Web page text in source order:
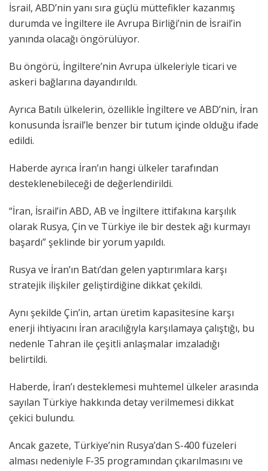
İsrail, ABD’nin yanı sıra güçlü müttefikler kazanmış
durumda ve İngiltere ile Avrupa Birliği’nin de İsrail’in
yanında olacağı öngörülüyor.
Bu öngörü, İngiltere’nin Avrupa ülkeleriyle ticari ve
askeri bağlarına dayandırıldı.
Ayrıca Batılı ülkelerin, özellikle İngiltere ve ABD’nin, İran
konusunda İsrail’le benzer bir tutum içinde olduğu ifade
edildi.
Haberde ayrıca İran’ın hangi ülkeler tarafından
desteklenebileceği de değerlendirildi.
“İran, İsrail’in ABD, AB ve İngiltere ittifakına karşılık
olarak Rusya, Çin ve Türkiye ile bir destek ağı kurmayı
başardı” şeklinde bir yorum yapıldı.
Rusya ve İran’ın Batı’dan gelen yaptırımlara karşı
stratejik ilişkiler geliştirdiğine dikkat çekildi.
Aynı şekilde Çin’in, artan üretim kapasitesine karşı
enerji ihtiyacını İran aracılığıyla karşılamaya çalıştığı, bu
nedenle Tahran ile çeşitli anlaşmalar imzaladığı
belirtildi.
Haberde, İran’ı desteklemesi muhtemel ülkeler arasında
sayılan Türkiye hakkında detay verilmemesi dikkat
çekici bulundu.
Ancak gazete, Türkiye’nin Rusya’dan S-400 füzeleri
alması nedeniyle F-35 programından çıkarılmasını ve